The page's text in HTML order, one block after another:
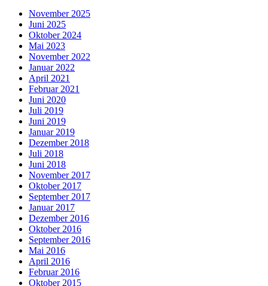
November 2025
Juni 2025
Oktober 2024
Mai 2023
November 2022
Januar 2022
April 2021
Februar 2021
Juni 2020
Juli 2019
Juni 2019
Januar 2019
Dezember 2018
Juli 2018
Juni 2018
November 2017
Oktober 2017
September 2017
Januar 2017
Dezember 2016
Oktober 2016
September 2016
Mai 2016
April 2016
Februar 2016
Oktober 2015